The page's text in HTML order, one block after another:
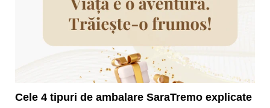
Cele 4 tipuri de ambalare SaraTremo explicate